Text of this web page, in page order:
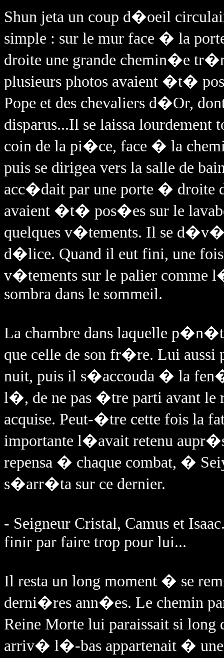
Shun jeta un coup d�oeil
simple : sur le mur face � la
droite une grande chemin�e
plusieurs photos avaient �t�
Pope et des chevaliers d�Or,
disparus...Il se laissa
coin de la pi�ce, face � la
puis se dirigea vers la salle de
acc�dait par une porte � droite
avaient �t� pos�es sur le
quelques v�tements. Il se
d�lice. Quand il eut fini, une fois
v�tements sur le palier comme
sombra dans le sommeil.
La chambre dans laquelle
que celle de son fr�re. Lui aussi
nuit, puis il s�accouda � la
l�, de ne pas �tre parti avant
acquise. Peut-�tre cette fois la
importante l�avait retenu
repensa � chaque combat, �
s�arr�ta sur ce dernier.
- Seigneur Cristal, Camus et
finir par faire trop pour lui...
Il resta un long moment � se
derni�res ann�es. Le chemin
Reine Morte lui paraissait si
arriv� l�-bas appartenait � une